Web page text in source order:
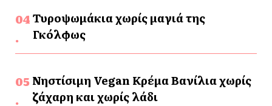
Τυροψωμάκια χωρίς μαγιά της
Γκόλφως
Νηστίσιμη Vegan Κρέμα Βανίλια χωρίς
ζάχαρη και χωρίς λάδι